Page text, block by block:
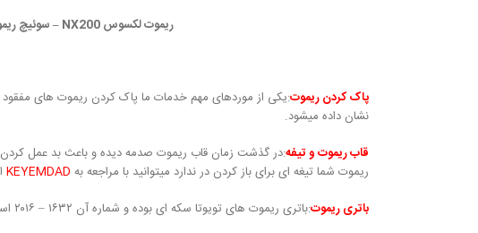
ریموت لکسوس NX200 – سوئیچ ریموت RX350 – ریموت لکسوس ES350 – ریموت لکسوس ES250 – ریموت لکسوس GS430
پاک کردن ریموت:یکی از موردهای مهم خدمات ما پاک کردن ریموت های
نشان داده میشود.
قاب ریموت و تیفه:در گذشت زمان قاب ریموت صدمه دیده و باعث بد عمل
ریموت شما تیغه ای برای باز کردن در ندارد میتوانید با مراجعه به KEYEMDAD
باتری ریموت:باتری ریموت های تویوتا سکه ای بوده و شماره آن ۱۶۳۲ – ۲۰۱۶ است.